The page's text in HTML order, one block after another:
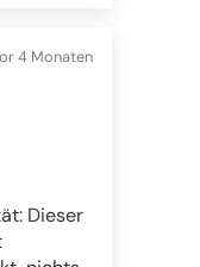
4 Monaten
Dieser